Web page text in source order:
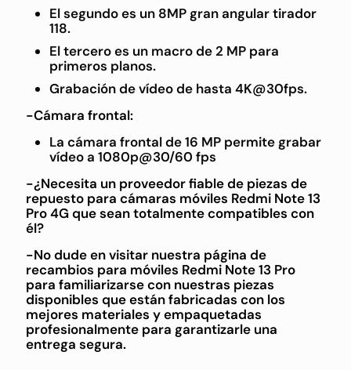
El segundo es un 8MP gran angular tirador
118.
El tercero es un macro de 2 MP para
primeros planos.
Grabación de vídeo de hasta 4K@30fps.
-Cámara frontal:
La cámara frontal de 16 MP permite grabar
vídeo a 1080p@30/60 fps
-¿Necesita un proveedor fiable de piezas de
repuesto para cámaras móviles Redmi Note 13
Pro 4G que sean totalmente compatibles con
él?
-No dude en visitar nuestra página de
recambios para móviles Redmi Note 13 Pro
para familiarizarse con nuestras piezas
disponibles que están fabricadas con los
mejores materiales y empaquetadas
profesionalmente para garantizarle una
entrega segura.